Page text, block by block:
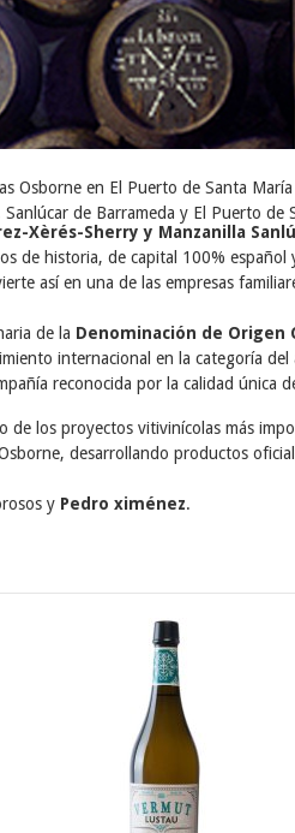
Osborne en El Puerto de Santa
de Barrameda y El Puerto
Xèrés-Sherry y Manzanilla
de historia, de capital 100%
así en una de las empresas
de la Denominación de Origen
internacional en la categoría del
reconocida por la calidad única
de los proyectos vitivinícolas más
desarrollando productos
y Pedro ximénez.